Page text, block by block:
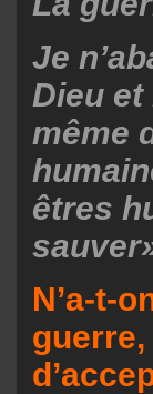
Je
Dieu
même
êtres
N’a-t-